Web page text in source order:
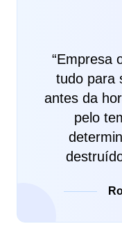
“Empresa
tudo para
antes da
pelo